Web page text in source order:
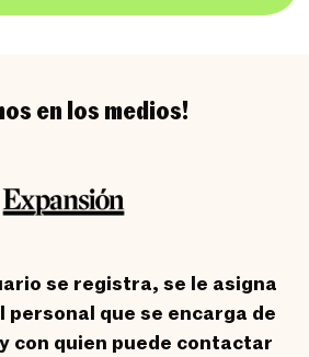
en los medios!
se registra, se le asigna
personal que se encarga de
con quien puede contactar